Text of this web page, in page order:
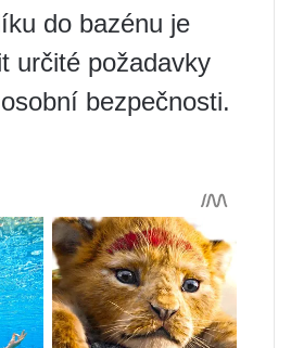
do bazénu je
určité požadavky
bezpečnosti.